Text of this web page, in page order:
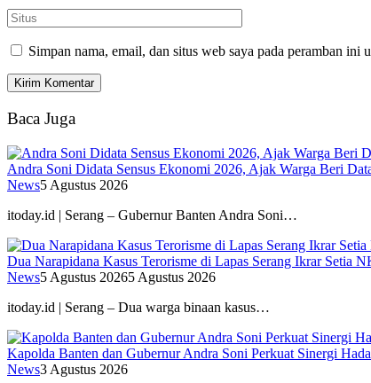
Simpan nama, email, dan situs web saya pada peramban ini
Baca Juga
Andra Soni Didata Sensus Ekonomi 2026, Ajak Warga Beri
News5 Agustus 2026
itoday.id | Serang – Gubernur Banten Andra Soni…
Dua Narapidana Kasus Terorisme di Lapas Serang Ikrar Setia
News5 Agustus 20265 Agustus 2026
itoday.id | Serang – Dua warga binaan kasus…
Kapolda Banten dan Gubernur Andra Soni Perkuat Sinergi
News3 Agustus 2026